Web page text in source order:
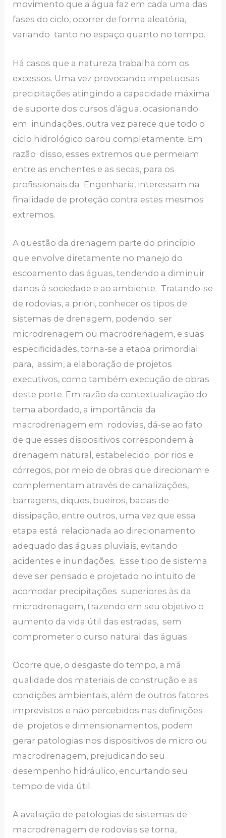
movimento que a água faz em cada uma das
fases do ciclo, ocorrer de forma aleatória,
variando tanto no espaço quanto no tempo.
Há casos que a natureza trabalha com os
excessos. Uma vez provocando impetuosas
precipitações atingindo a capacidade máxima
de suporte dos cursos d’água, ocasionando
em inundações, outra vez parece que todo o
ciclo hidrológico parou completamente. Em
razão disso, esses extremos que permeiam
entre as enchentes e as secas, para os
profissionais da Engenharia, interessam na
finalidade de proteção contra estes mesmos
extremos.
A questão da drenagem parte do princípio
que envolve diretamente no manejo do
escoamento das águas, tendendo a diminuir
danos à sociedade e ao ambiente. Tratando-se
de rodovias, a priori, conhecer os tipos de
sistemas de drenagem, podendo ser
microdrenagem ou macrodrenagem, e suas
especificidades, torna-se a etapa primordial
para, assim, a elaboração de projetos
executivos, como também execução de obras
deste porte. Em razão da contextualização do
tema abordado, a importância da
macrodrenagem em rodovias, dá-se ao fato
de que esses dispositivos correspondem à
drenagem natural, estabelecido por rios e
córregos, por meio de obras que direcionam e
complementam através de canalizações,
barragens, diques, bueiros, bacias de
dissipação, entre outros, uma vez que essa
etapa está relacionada ao direcionamento
adequado das águas pluviais, evitando
acidentes e inundações. Esse tipo de sistema
deve ser pensado e projetado no intuito de
acomodar precipitações superiores às da
microdrenagem, trazendo em seu objetivo o
aumento da vida útil das estradas, sem
comprometer o curso natural das águas.
Ocorre que, o desgaste do tempo, a má
qualidade dos materiais de construção e as
condições ambientais, além de outros fatores
imprevistos e não percebidos nas definições
de projetos e dimensionamentos, podem
gerar patologias nos dispositivos de micro ou
macrodrenagem, prejudicando seu
desempenho hidráulico, encurtando seu
tempo de vida útil.
A avaliação de patologias de sistemas de
macrodrenagem de rodovias se torna,